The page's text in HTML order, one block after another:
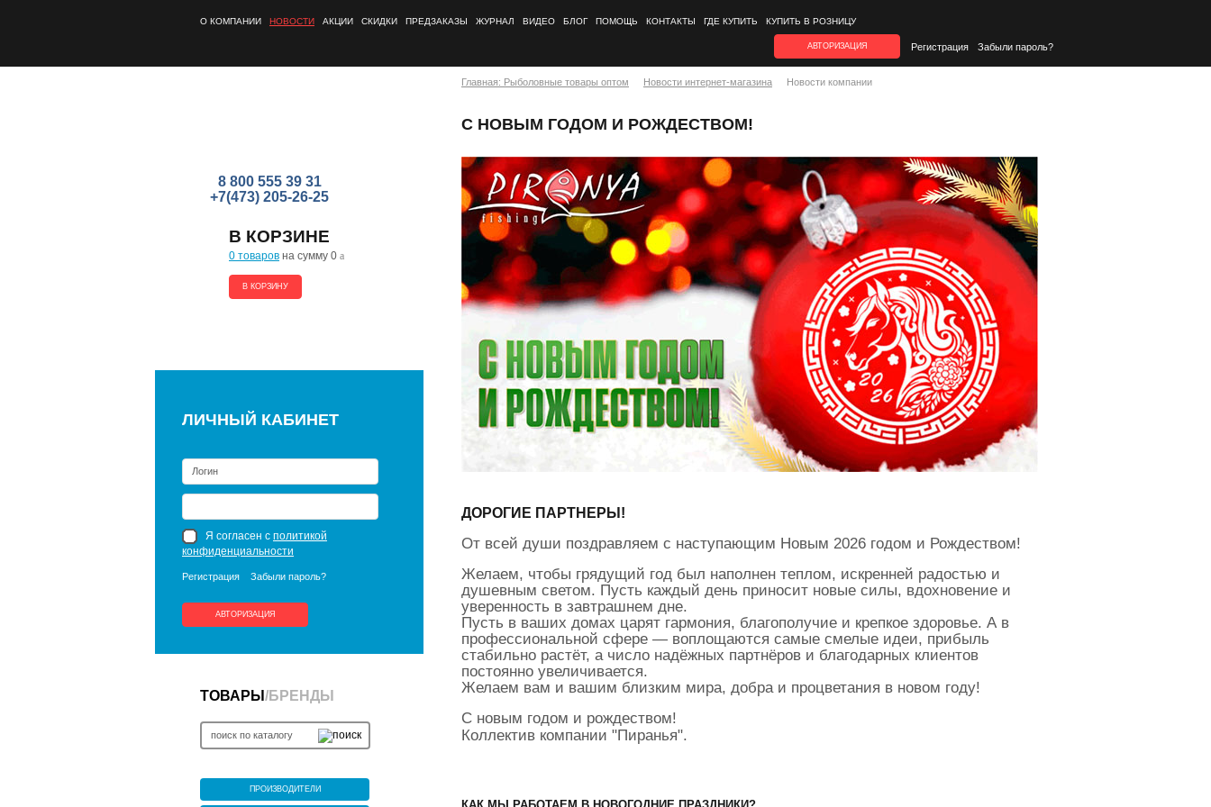
О КОМПАНИИ НОВОСТИ АКЦИИ СКИДКИ ПРЕДЗАКАЗЫ ЖУРНАЛ ВИДЕО БЛОГ ПОМОЩЬ КОНТАКТЫ ГДЕ КУПИТЬ КУПИТЬ В РОЗНИЦУ
АВТОРИЗАЦИЯ Регистрация Забыли пароль?
8 800 555 39 31
+7(473) 205-26-25
В КОРЗИНЕ
0 товаров на сумму 0 a
В КОРЗИНУ
ЛИЧНЫЙ КАБИНЕТ
Я согласен с политикой
конфиденциальности
Регистрация Забыли пароль?
АВТОРИЗАЦИЯ
ТОВАРЫ /БРЕНДЫ
ПРОИЗВОДИТЕЛИ
Главная: Рыболовные товары оптом Новости интернет-магазина Новости компании
С НОВЫМ ГОДОМ И РОЖДЕСТВОМ!
ДОРОГИЕ ПАРТНЕРЫ!
От всей души поздравляем с наступающим Новым 2026 годом и Рождеством!
Желаем, чтобы грядущий год был наполнен теплом, искренней радостью и
душевным светом. Пусть каждый день приносит новые силы, вдохновение и
уверенность в завтрашнем дне.
Пусть в ваших домах царят гармония, благополучие и крепкое здоровье. А в
профессиональной сфере — воплощаются самые смелые идеи, прибыль
стабильно растёт, а число надёжных партнёров и благодарных клиентов
постоянно увеличивается.
Желаем вам и вашим близким мира, добра и процветания в новом году!
С новым годом и рождеством!
Коллектив компании "Пиранья".